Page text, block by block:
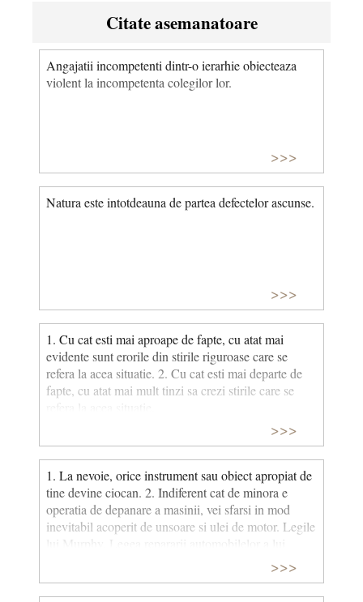
Citate asemanatoare
Angajatii incompetenti dintr-o ierarhie obiecteaza
violent la incompetenta colegilor lor.
>>>
Natura este intotdeauna de partea defectelor ascunse.
>>>
1. Cu cat esti mai aproape de fapte, cu atat mai
evidente sunt erorile din stirile riguroase care se
refera la acea situatie. 2. Cu cat esti mai departe de
fapte, cu atat mai mult tinzi sa crezi stirile care se
>>>
1. La nevoie, orice instrument sau obiect apropiat de
tine devine ciocan. 2. Indiferent cat de minora e
operatia de depanare a masinii, vei sfarsi in mod
inevitabil acoperit de unsoare si ulei de motor. Legile
lui Murphy, Legea repararii automobilelor a lui
>>>